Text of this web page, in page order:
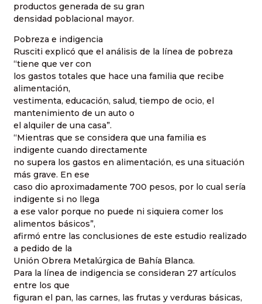
productos generada de su gran
densidad poblacional mayor.
Pobreza e indigencia
Rusciti explicó que el análisis de la línea de pobreza
“tiene que ver con
los gastos totales que hace una familia que recibe
alimentación,
vestimenta, educación, salud, tiempo de ocio, el
mantenimiento de un auto o
el alquiler de una casa”.
“Mientras que se considera que una familia es
indigente cuando directamente
no supera los gastos en alimentación, es una situación
más grave. En ese
caso dio aproximadamente 700 pesos, por lo cual sería
indigente si no llega
a ese valor porque no puede ni siquiera comer los
alimentos básicos”,
afirmó entre las conclusiones de este estudio realizado
a pedido de la
Unión Obrera Metalúrgica de Bahía Blanca.
Para la línea de indigencia se consideran 27 artículos
entre los que
figuran el pan, las carnes, las frutas y verduras básicas,